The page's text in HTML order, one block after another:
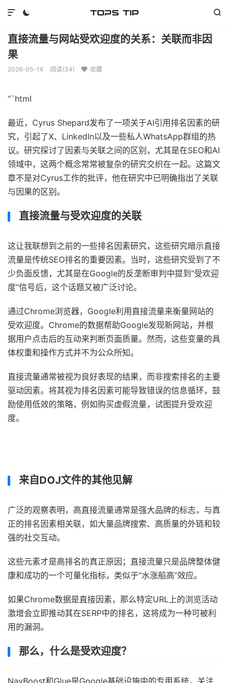
 

直接流量与网站受欢迎度的关系：关联而非因
果
2026-05-14 阅读(34)  收藏
“`html
最近，Cyrus Shepard发布了一项关于AI引用排名因素的研
究，引起了X、LinkedIn以及一些私人WhatsApp群组的热
议。研究探讨了因素与关联之间的区别，尤其是在SEO和AI
领域中，这两个概念常常被复杂的研究交织在一起。这篇文
章不是对Cyrus工作的批评，他在研究中已明确指出了关联
与因果的区别。
直接流量与受欢迎度的关联
这让我联想到之前的一些排名因素研究，这些研究暗示直接
流量是传统SEO排名的重要因素。当时，这些研究受到了不
少负面反馈，尤其是在Google的反垄断审判中提到“受欢迎
度”信号后，这个话题又被广泛讨论。
通过Chrome浏览器，Google利用直接流量来衡量网站的
受欢迎度。Chrome的数据帮助Google发现新网站，并根
据用户点击后的互动来判断页面质量。然而，这些变量的具
体权重和操作方式并不为公众所知。
直接流量通常被视为良好表现的结果，而非搜索排名的主要
驱动因素。将其视为排名因素可能导致错误的信息循环，鼓
励使用低效的策略，例如购买虚假流量，试图提升受欢迎
度。
来自DOJ文件的其他见解
广泛的观察表明，高直接流量通常是强大品牌的标志，与真
正的排名因素相关联，如大量品牌搜索、高质量的外链和较
强的社交互动。
这些元素才是高排名的真正原因；直接流量只是品牌整体健
康和成功的一个可量化指标，类似于“水涨船高”效应。
如果Chrome数据是直接因素，那么特定URL上的浏览活动
激增会立即推动其在SERP中的排名，这将成为一种可被利
用的漏洞。
那么，什么是受欢迎度？
NavBoost和Glue是Google基础设施中的专用系统，关注